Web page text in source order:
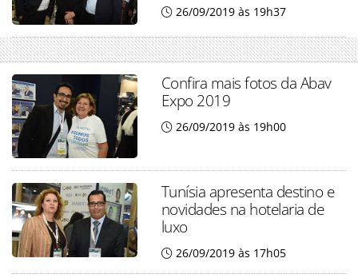
26/09/2019 às 19h37
Confira mais fotos da Abav
Expo 2019
26/09/2019 às 19h00
Tunísia apresenta destino e
novidades na hotelaria de
luxo
26/09/2019 às 17h05